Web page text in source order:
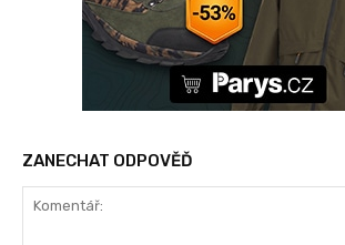
ZANECHAT ODPOVĚĎ